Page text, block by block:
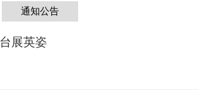
通知公告
展英姿